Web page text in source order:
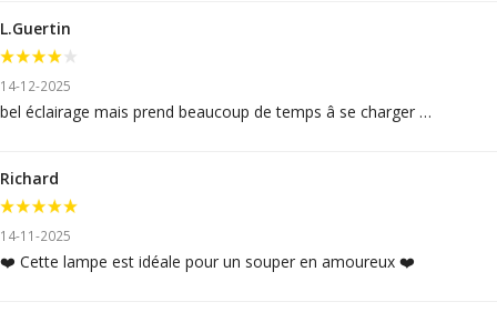
L.Guertin
14-12-2025
bel éclairage mais prend beaucoup de temps â se charger …
Richard
14-11-2025
❤️ Cette lampe est idéale pour un souper en amoureux ❤️